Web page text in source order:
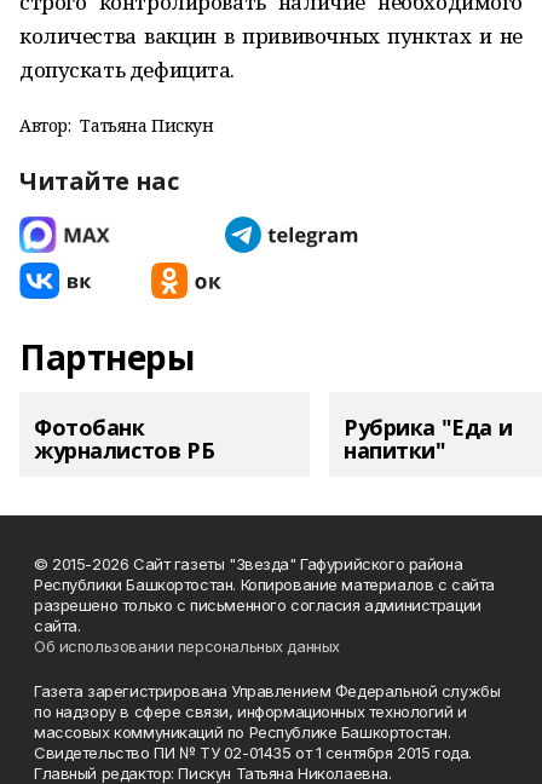
количества вакцин в прививочных пунктах и не
допускать дефицита.
Автор: Татьяна Пискун
Читайте нас
Партнеры
Фотобанк
журналистов РБ
Рубрика "Еда и
напитки"
© 2015-2026 Сайт газеты "Звезда" Гафурийского района
Республики Башкортостан. Копирование материалов с сайта
разрешено только с письменного согласия администрации
сайта.
Об использовании персональных данных
Газета зарегистрирована Управлением Федеральной службы
по надзору в сфере связи, информационных технологий и
массовых коммуникаций по Республике Башкортостан.
Свидетельство ПИ № ТУ 02-01435 от 1 сентября 2015 года.
Главный редактор: Пискун Татьяна Николаевна.